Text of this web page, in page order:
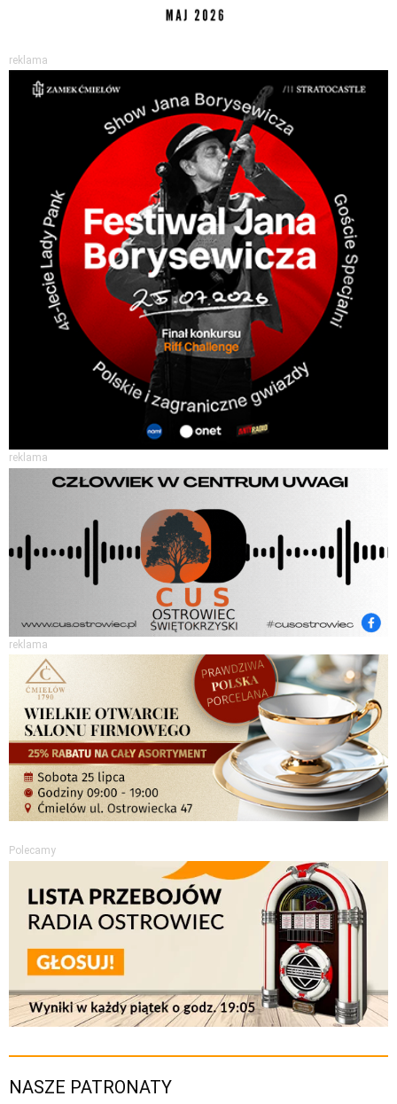
reklama
reklama
reklama
Polecamy
NASZE PATRONATY